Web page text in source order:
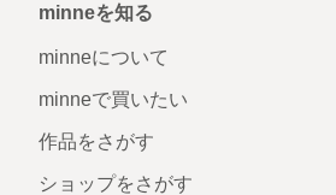
minneを知る
minneについて
minneで買いたい
作品をさがす
ショップをさがす